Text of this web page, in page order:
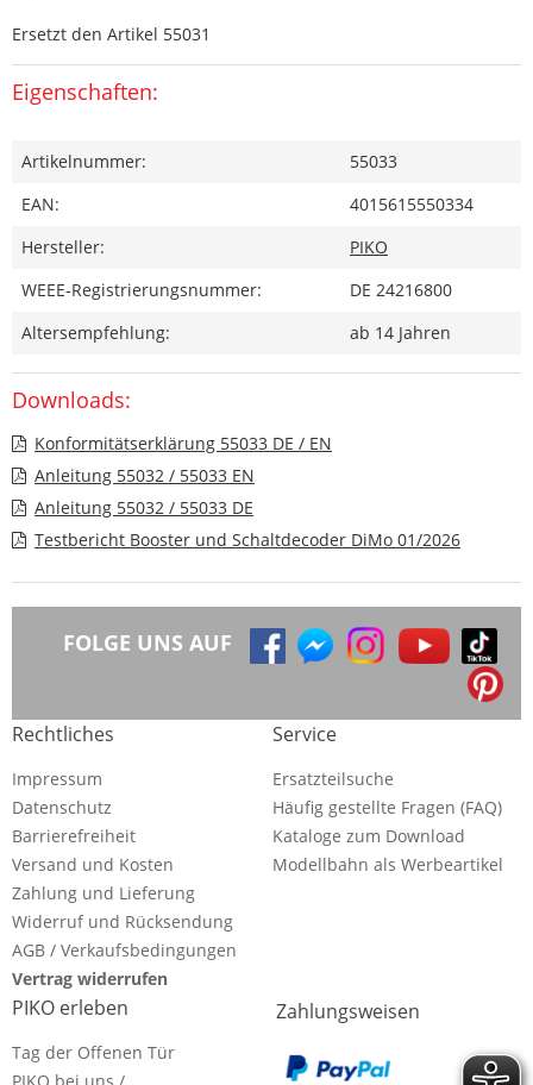
Ersetzt den Artikel 55031
Eigenschaften:
Artikelnummer:
55033
EAN:
4015615550334
Hersteller:
PIKO
WEEE-Registrierungsnummer:
DE 24216800
Altersempfehlung:
ab 14 Jahren
Downloads:
Konformitätserklärung 55033 DE / EN
Anleitung 55032 / 55033 EN
Anleitung 55032 / 55033 DE
Testbericht Booster und Schaltdecoder DiMo 01/2026
FOLGE UNS AUF
Rechtliches
Impressum
Datenschutz
Barrierefreiheit
Versand und Kosten
Zahlung und Lieferung
Widerruf und Rücksendung
AGB / Verkaufsbedingungen
Vertrag widerrufen
Service
Ersatzteilsuche
Häufig gestellte Fragen (FAQ)
Kataloge zum Download
Modellbahn als Werbeartikel
PIKO erleben
Tag der Offenen Tür
Zahlungsweisen